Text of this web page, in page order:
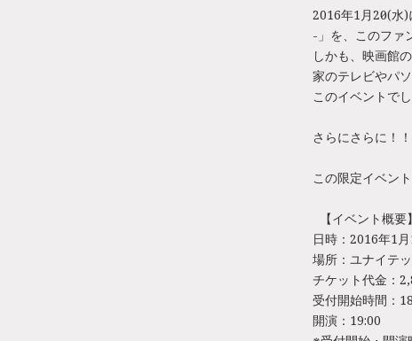
2016年1月20日(
-」を、このファ
しかも、映画館
家のテレビやパ
このイベントで
さらにさらに！
この限定イベン
【イベント概要】
日時：2016年1
場所：ユナイテ
チケット代金：
受付開始時間：
開演：19:00